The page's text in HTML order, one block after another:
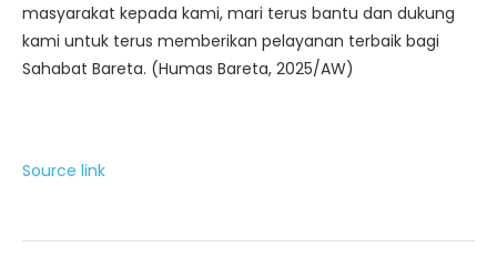
masyarakat kepada kami, mari terus bantu dan dukung
kami untuk terus memberikan pelayanan terbaik bagi
Sahabat Bareta. (Humas Bareta, 2025/AW)
Source link